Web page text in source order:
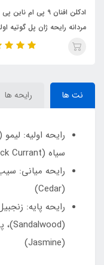
ناین پی ام دایو Afnan 9am Dive
نت ها رایحه ها
سیاه (Black Currant)، فلفل صورتی (Pink Pepper)
(Cedar)
(Jasmine)